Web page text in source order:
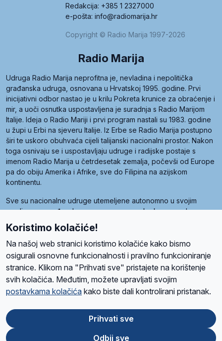
Redakcija: +385 1 2327000
e-pošta: info@radiomarija.hr
Copyright © Radio Marija 1997-2026
Radio Marija
Udruga Radio Marija neprofitna je, nevladina i nepolitička
građanska udruga, osnovana u Hrvatskoj 1995. godine. Prvi
inicijativni odbor nastao je u krilu Pokreta krunice za obraćenje i
mir, a uoči osnutka uspostavljena je suradnja s Radio Marijom
Italije. Ideja o Radio Mariji i prvi program nastali su 1983. godine
u župi u Erbi na sjeveru Italije. Iz Erbe se Radio Marija postupno
širi te uskoro obuhvaća cijeli talijanski nacionalni prostor. Nakon
toga osnivaju se i uspostavljaju udruge i radijske postaje s
imenom Radio Marija u četrdesetak zemalja, počevši od Europe
pa do obiju Amerika i Afrike, sve do Filipina na azijskom
kontinentu.
Sve su nacionalne udruge utemeljene autonomno u svojim
zemljama, a međusobna su povezane preko krovne udruge
pod nazivom Svjetska obitelj Radio Marije (World Family of
Radio Maria). Svjetsku obitelj utemeljilo je sedam članica, među
kojima je i hrvatska Udruga Radio Marija.
O namaRadio ProgramVolonteriPrijateljiKontaktPravila privatnosti
Ova stranica je zaštićena Google reCAPTCHA sustavom
Google
Koristimo kolačiće!
Na našoj web stranici koristimo kolačiće kako bismo
osigurali osnovne funkcionalnosti i pravilno funkcioniranje
stranice. Klikom na "Prihvati sve" pristajete na korištenje
svih kolačića. Međutim, možete upravljati svojim
postavkama kolačića kako biste dali kontrolirani pristanak.
Prihvati sve
Odbij sve